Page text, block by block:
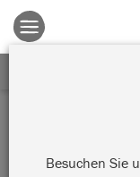
Es gelten die
hierfür weitere
Besuchen Sie